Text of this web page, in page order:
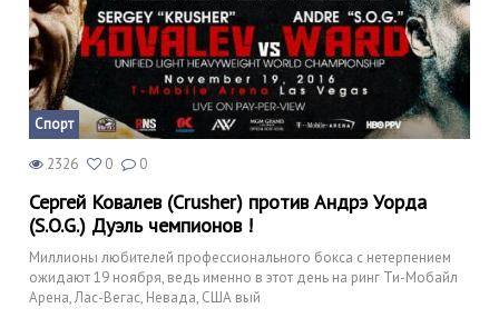
Спорт
2326 0 0
Сергей Ковалев (Crusher) против Андрэ Уорда
(S.O.G.) Дуэль чемпионов !
Миллионы любителей профессионального бокса с нетерпением
ожидают 19 ноября, ведь именно в этот день на ринг Ти-Мобайл
Арена, Лас-Вегас, Невада, США вый